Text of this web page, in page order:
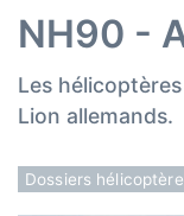
NH90 -
Les
Lion allemands.
Dossiers